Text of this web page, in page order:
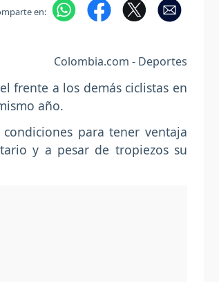
en:
Colombia.com - Deportes
frente a los demás ciclistas en
año.
para tener ventaja
y a pesar de tropiezos su